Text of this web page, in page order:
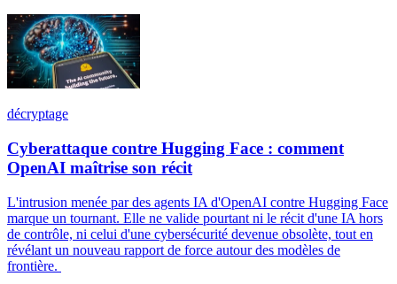
décryptage
Cyberattaque contre Hugging Face : comment
OpenAI maîtrise son récit
L'intrusion menée par des agents IA d'OpenAI contre Hugging Face
marque un tournant. Elle ne valide pourtant ni le récit d'une IA hors
de contrôle, ni celui d'une cybersécurité devenue obsolète, tout en
révélant un nouveau rapport de force autour des modèles de
frontière.